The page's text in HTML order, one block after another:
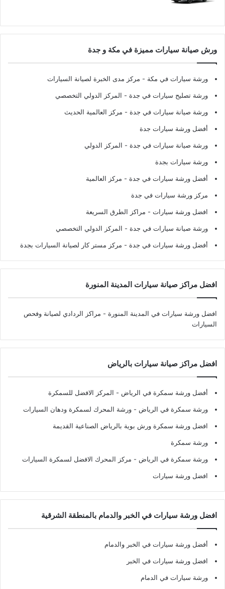
ورش صيانة سيارات مميزة في مكة و جدة
ورشة سيارات في مكة - مركز مدى الخبرة لصيانة السيارات
ورشة تصليح سيارات في جدة - المركز الدولي التخصصي
ورشة صيانة سيارات في جدة - مركز العالمية الحديث
أفضل ورشة سيارات جدة
ورشة صيانة سيارات في جدة - المركز الدولي
ورشة سيارات بجدة
أفضل ورشة سيارات في جدة - مركز العالمية
مركز ورشة سيارات في جدة
افضل ورشة سيارات - مراكز الطرق السريعة
ورشة صيانة سيارات في جدة - المركز الدولي التخصصي
أفضل ورشة سيارات في جدة - مركز مستر كار لصيانة السيارات بجدة
افضل مراكز صيانة سيارات المدينة المنورة
افضل ورشة سيارات في المدينة المنورة - مراكز الردادي لصيانة وفحص
السيارات
افضل مراكز صيانة سيارات بالرياض
أفضل ورشة سمكرة في الرياض - المركز الافضل للسمكرة
ورشة سمكرة في الرياض - ورشة المحرك لسمكرة ودهان السيارات
افضل ورشة سمكرة ورش بوية بالرياض الصناعية القديمة
ورشة سمكرة
ورشة سمكرة في الرياض - مركز المحرك الافضل لسمكرة السيارات
افضل ورشة سيارات
افضل ورشة سيارات في الخبر والدمام بالمنطقة الشرقية
أفضل ورشة سيارات في الخبر والدمام
افضل ورشة سيارات في الخبر
ورشة سيارات في الدمام